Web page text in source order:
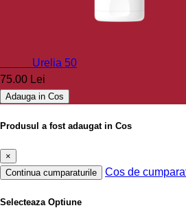
Urelia 50
75.00 Lei
Adauga in Cos
Produsul a fost adaugat in Cos
×
Continua cumparaturile
Cos de
Selecteaza Optiune